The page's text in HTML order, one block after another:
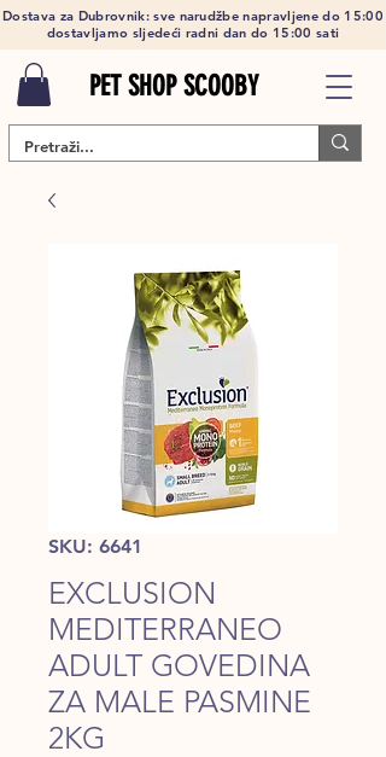
Dostava za Dubrovnik: sve narudžbe napravljene do 15:00
dostavljamo sljedeći radni dan do 15:00 sati
PET SHOP SCOOBY
SKU: 6641
EXCLUSION
MEDITERRANEO
ADULT GOVEDINA
ZA MALE PASMINE
2KG